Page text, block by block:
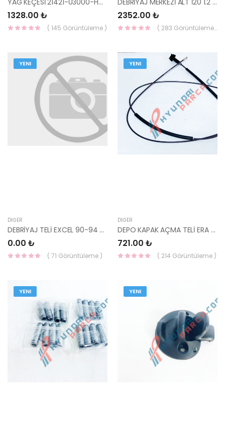
1328.00 ₺
( 145 Görüntüleme )
2352.00 ₺
( 283 Görüntüleme )
YENI
DIĞER
DEBRİYAJ TELİ EXCEL 90-94 41510-24003-
0.00 ₺
( 71 Görüntüleme )
YENI
DIĞER
DEPO KAPAK AÇMA TELİ ERA 81590-1E000-HMC
721.00 ₺
( 214 Görüntüleme )
YENI YENI